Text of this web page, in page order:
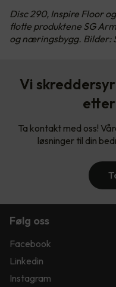
Disc 290, Inspire Floor
flotte produktene SG
og næringsbygg. Bilder:
Vi
Ta kontakt med oss!
løsninger til din
Følg oss
Facebook
Linkedin
Instagram